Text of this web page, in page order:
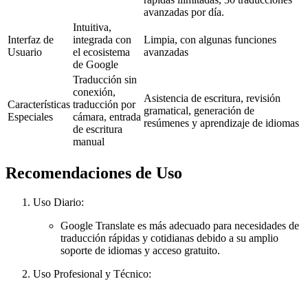
avanzadas por día.
Interfaz de
Usuario
Intuitiva,
integrada con
el ecosistema
de Google
Limpia, con algunas funciones
avanzadas
Características
Especiales
Traducción sin
conexión,
traducción por
cámara, entrada
de escritura
manual
Asistencia de escritura, revisión
gramatical, generación de
resúmenes y aprendizaje de idiomas
Recomendaciones de Uso
Uso Diario:
Google Translate es más adecuado para necesidades de
traducción rápidas y cotidianas debido a su amplio
soporte de idiomas y acceso gratuito.
Uso Profesional y Técnico: